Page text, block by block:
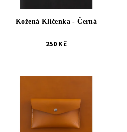
Kožená Klíčenka - Černá
250 Kč